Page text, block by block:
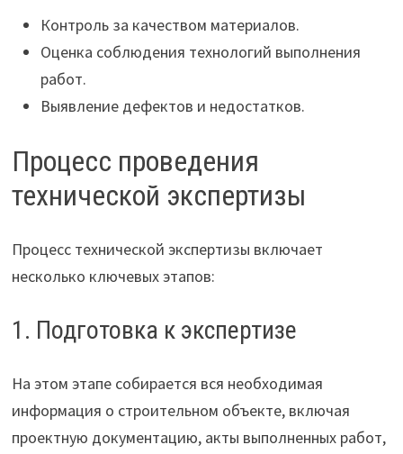
Контроль за качеством материалов.
Оценка соблюдения технологий выполнения
работ.
Выявление дефектов и недостатков.
Процесс проведения
технической экспертизы
Процесс технической экспертизы включает
несколько ключевых этапов:
1. Подготовка к экспертизе
На этом этапе собирается вся необходимая
информация о строительном объекте, включая
проектную документацию, акты выполненных работ,